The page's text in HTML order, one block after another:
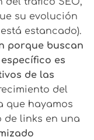
su evolución
estancado).
porque buscan
es
de las
del
que hayamos
de links en una